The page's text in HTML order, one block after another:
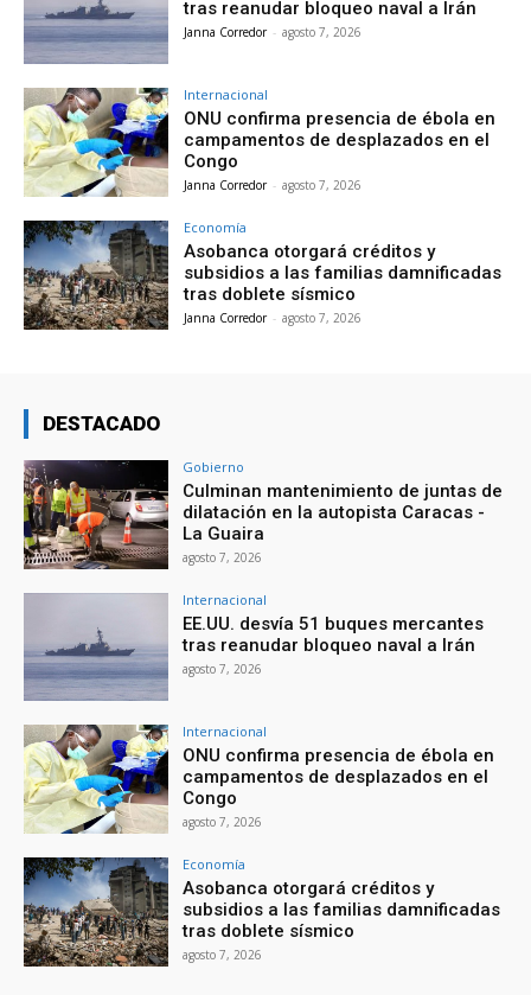
tras reanudar bloqueo naval a Irán
Janna Corredor - agosto 7, 2026
Internacional
ONU confirma presencia de ébola en
campamentos de desplazados en el
Congo
Janna Corredor - agosto 7, 2026
Economía
Asobanca otorgará créditos y
subsidios a las familias damnificadas
tras doblete sísmico
Janna Corredor - agosto 7, 2026
DESTACADO
Gobierno
Culminan mantenimiento de juntas de
dilatación en la autopista Caracas -
La Guaira
agosto 7, 2026
Internacional
EE.UU. desvía 51 buques mercantes
tras reanudar bloqueo naval a Irán
agosto 7, 2026
Internacional
ONU confirma presencia de ébola en
campamentos de desplazados en el
Congo
agosto 7, 2026
Economía
Asobanca otorgará créditos y
subsidios a las familias damnificadas
tras doblete sísmico
agosto 7, 2026